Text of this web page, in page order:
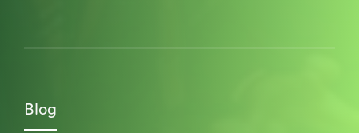
Blog